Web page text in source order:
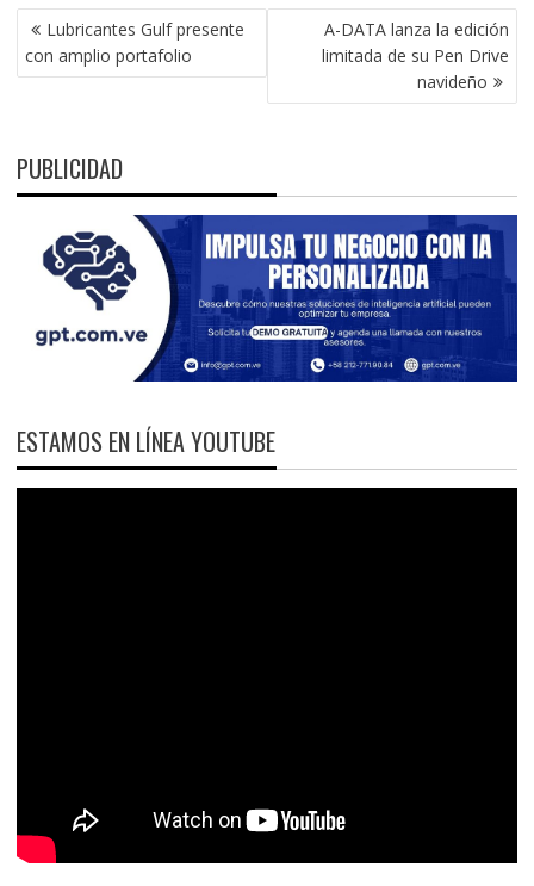
NAVEGACIÓN
DE
ENTRADAS
Lubricantes Gulf presente
con amplio portafolio
A-DATA lanza la edición
limitada de su Pen Drive
navideño
PUBLICIDAD
ESTAMOS EN LÍNEA YOUTUBE